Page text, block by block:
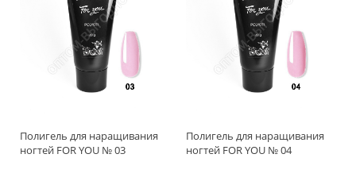
Полигель для наращивания
ногтей FOR YOU № 03
Полигель для наращивания
ногтей FOR YOU № 04